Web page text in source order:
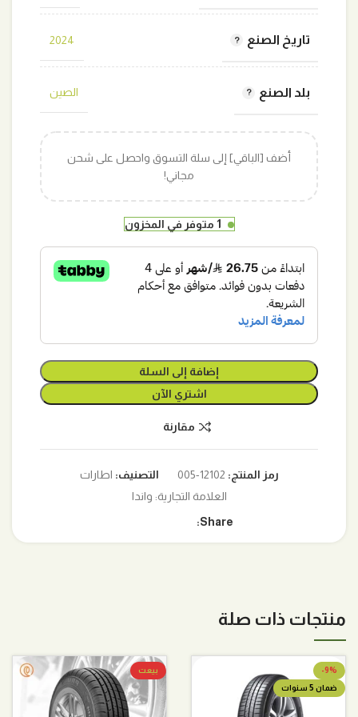
تاريخ الصنع 2024
بلد الصنع الصين
أضف [الباقي] إلى سلة التسوق واحصل على شحن
مجاني!
1 متوفر في المخزون
إضافة إلى السلة
اشتري الآن
مقارنة
رمز المنتج: 12102-005 التصنيف: اطارات
العلامة التجارية: واندا
Share:
منتجات ذات صلة
-9%
ضمان 5 سنوات
بيعت